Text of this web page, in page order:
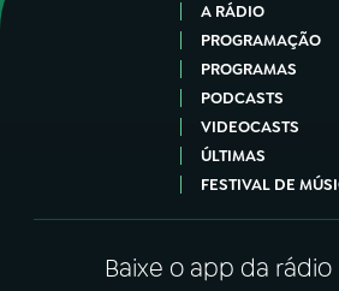
A RÁDIO
PROGRAMAÇÃO
PROGRAMAS
PODCASTS
VIDEOCASTS
ÚLTIMAS
FESTIVAL DE
Baixe o app da